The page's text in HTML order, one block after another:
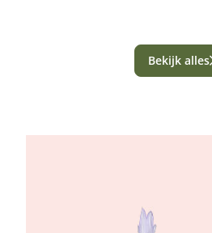
Bekijk alles